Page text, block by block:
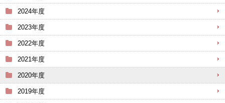
2024年度
2023年度
2022年度
2021年度
2020年度
2019年度